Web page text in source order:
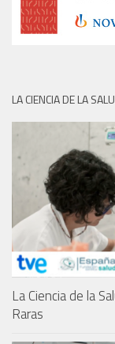
LA CIENCIA DE LA
La Ciencia de la
Raras